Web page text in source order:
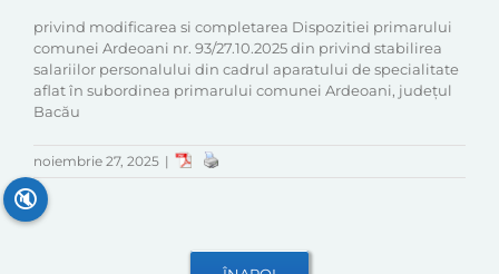
privind modificarea si completarea Dispozitiei primarului
comunei Ardeoani nr. 93/27.10.2025 din privind stabilirea
salariilor personalului din cadrul aparatului de specialitate
aflat în subordinea primarului comunei Ardeoani, județul
Bacău
noiembrie 27, 2025 |
🔇